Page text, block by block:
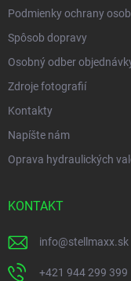
Podmienky ochrany
Spôsob dopravy
Osobný odber
Zdroje fotografií
Kontakty
Napíšte nám
Oprava hydraulických
KONTAKT
info@stellmaxx.sk
+421 944 299 399